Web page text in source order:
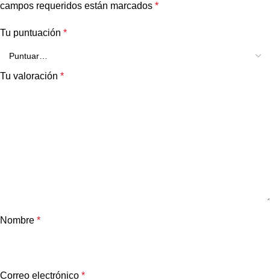
campos requeridos están marcados *
Tu puntuación *
Tu valoración *
Nombre *
Correo electrónico *